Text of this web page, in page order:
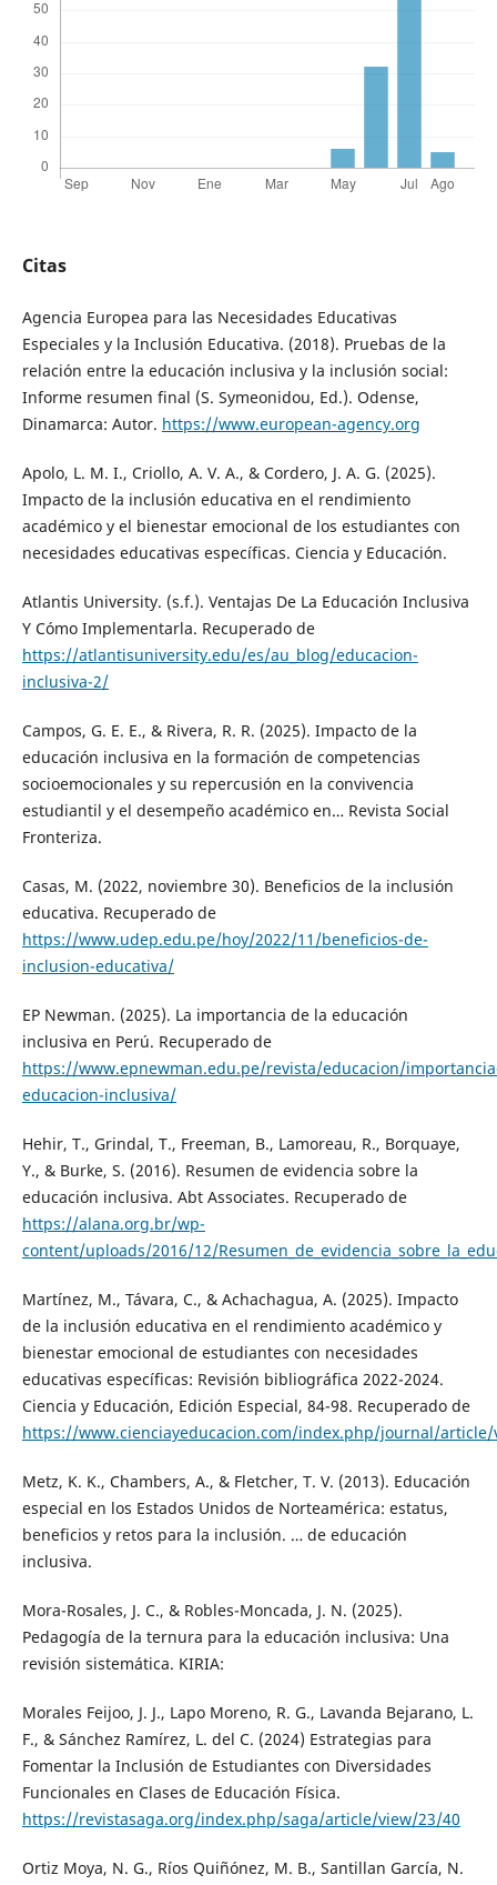
Citas
Agencia Europea para las Necesidades Educativas
Especiales y la Inclusión Educativa. (2018). Pruebas de la
relación entre la educación inclusiva y la inclusión social:
Informe resumen final (S. Symeonidou, Ed.). Odense,
Dinamarca: Autor. https://www.european-agency.org
Apolo, L. M. I., Criollo, A. V. A., & Cordero, J. A. G. (2025).
Impacto de la inclusión educativa en el rendimiento
académico y el bienestar emocional de los estudiantes con
necesidades educativas específicas. Ciencia y Educación.
Atlantis University. (s.f.). Ventajas De La Educación Inclusiva
Y Cómo Implementarla. Recuperado de
https://atlantisuniversity.edu/es/au_blog/educacion-
inclusiva-2/
Campos, G. E. E., & Rivera, R. R. (2025). Impacto de la
educación inclusiva en la formación de competencias
socioemocionales y su repercusión en la convivencia
estudiantil y el desempeño académico en… Revista Social
Fronteriza.
Casas, M. (2022, noviembre 30). Beneficios de la inclusión
educativa. Recuperado de
https://www.udep.edu.pe/hoy/2022/11/beneficios-de-
inclusion-educativa/
EP Newman. (2025). La importancia de la educación
inclusiva en Perú. Recuperado de
https://www.epnewman.edu.pe/revista/educacion/
educacion-inclusiva/
Hehir, T., Grindal, T., Freeman, B., Lamoreau, R., Borquaye,
Y., & Burke, S. (2016). Resumen de evidencia sobre la
educación inclusiva. Abt Associates. Recuperado de
https://alana.org.br/wp-
content/uploads/2016/12/
Martínez, M., Távara, C., & Achachagua, A. (2025). Impacto
de la inclusión educativa en el rendimiento académico y
bienestar emocional de estudiantes con necesidades
educativas específicas: Revisión bibliográfica 2022-2024.
Ciencia y Educación, Edición Especial, 84-98. Recuperado de
https://www.cienciayeducacion.com/index.php/journal/article/
Metz, K. K., Chambers, A., & Fletcher, T. V. (2013). Educación
especial en los Estados Unidos de Norteamérica: estatus,
beneficios y retos para la inclusión. … de educación
inclusiva.
Mora-Rosales, J. C., & Robles-Moncada, J. N. (2025).
Pedagogía de la ternura para la educación inclusiva: Una
revisión sistemática. KIRIA:
Morales Feijoo, J. J., Lapo Moreno, R. G., Lavanda Bejarano, L.
F., & Sánchez Ramírez, L. del C. (2024) Estrategias para
Fomentar la Inclusión de Estudiantes con Diversidades
Funcionales en Clases de Educación Física.
https://revistasaga.org/index.php/saga/article/view/23/40
Ortiz Moya, N. G., Ríos Quiñónez, M. B., Santillan García, N.